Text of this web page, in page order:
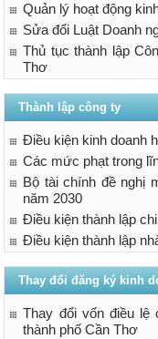
Quản lý hoạt động
Sửa đổi Luật Doanh
Thủ tục thành lập
Thơ
Thành lập công ty
Điều kiện kinh doanh
Các mức phạt trong
Bộ tài chính đề nghị
năm 2030
Điều kiện thành lập
Điều kiện thành lập
Thay đổi đăng ký kinh
Thay đổi vốn điều lệ
thành phố Cần Thơ